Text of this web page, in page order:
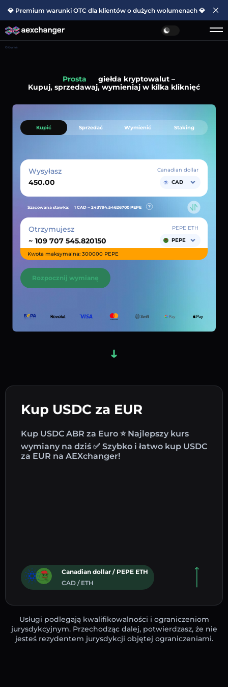
💎 Premium warunki OTC dla klientów o dużych wolumenach 💎
Główna
Szybka
giełda kryptowalut –
Kupuj, sprzedawaj, wymieniaj w kilka kliknięć
Kup USDC za EUR
Kup USDC ABR za Euro ⭐ Najlepszy kurs
wymiany na dziś ✅ Szybko i łatwo kup USDC
za EUR na AEXchanger!
Canadian dollar / PEPE ETH
CAD / ETH
Kupić Sprzedać Wymienić Staking
Wysyłasz
Canadian dollar
CAD
Szacowana stawka: 1 CAD ~ 243794.54626700 PEPE
Otrzymujesz
~
PEPE ETH
PEPE
Kwota maksymalna: 300000 PEPE
Rozpocznij wymianę
Usługi podlegają kwalifikowalności i ograniczeniom
jurysdykcyjnym. Przechodząc dalej, potwierdzasz, że nie
jesteś rezydentem jurysdykcji objętej ograniczeniami.